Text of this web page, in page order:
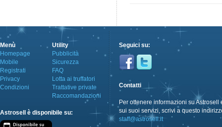
Menù
Homepage
Mobile
Registrati
Privacy
Condizioni
Utility
Pubblicità
Sicurezza
FAQ
Lotta ai truffatori
Trattative private
Raccomandazioni
Astrosell è disponibile su:
Seguici su:
Contatti
Per ottenere informazioni su Astrosell
sui suoi servizi, scrivi a questo
staff@astrosell.it